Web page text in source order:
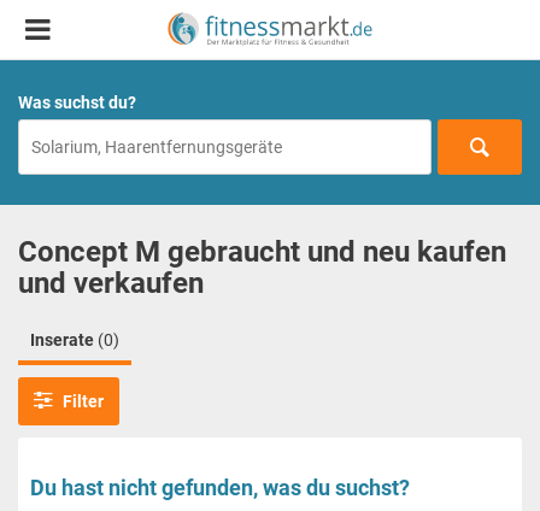
Was suchst du?
Concept M gebraucht und neu kaufen
und verkaufen
Inserate (0)
Filter
Du hast nicht gefunden, was du suchst?